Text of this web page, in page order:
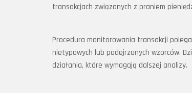
transakcjach związanych z praniem
Procedura monitorowania transakcji
nietypowych lub podejrzanych wzorców.
działania, które wymagają dalszej analizy.